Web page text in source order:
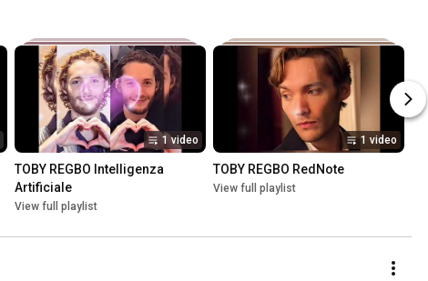
1 video
TOBY REGBO Intelligenza
Artificiale
View full playlist
1 video
TOBY REGBO RedNote
View full playlist